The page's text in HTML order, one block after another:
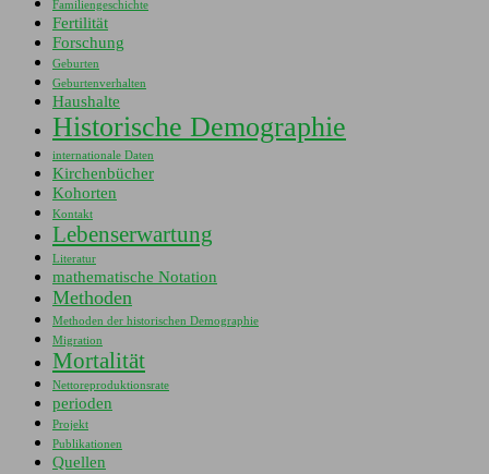
Familiengeschichte
Fertilität
Forschung
Geburten
Geburtenverhalten
Haushalte
Historische Demographie
internationale Daten
Kirchenbücher
Kohorten
Kontakt
Lebenserwartung
Literatur
mathematische Notation
Methoden
Methoden der historischen Demographie
Migration
Mortalität
Nettoreproduktionsrate
perioden
Projekt
Publikationen
Quellen